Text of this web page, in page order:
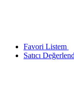
Favori Listem
Satıcı